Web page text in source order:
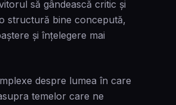
să gândească critic și
structură bine concepută,
și înțelegere mai
despre lumea în care
temelor care ne